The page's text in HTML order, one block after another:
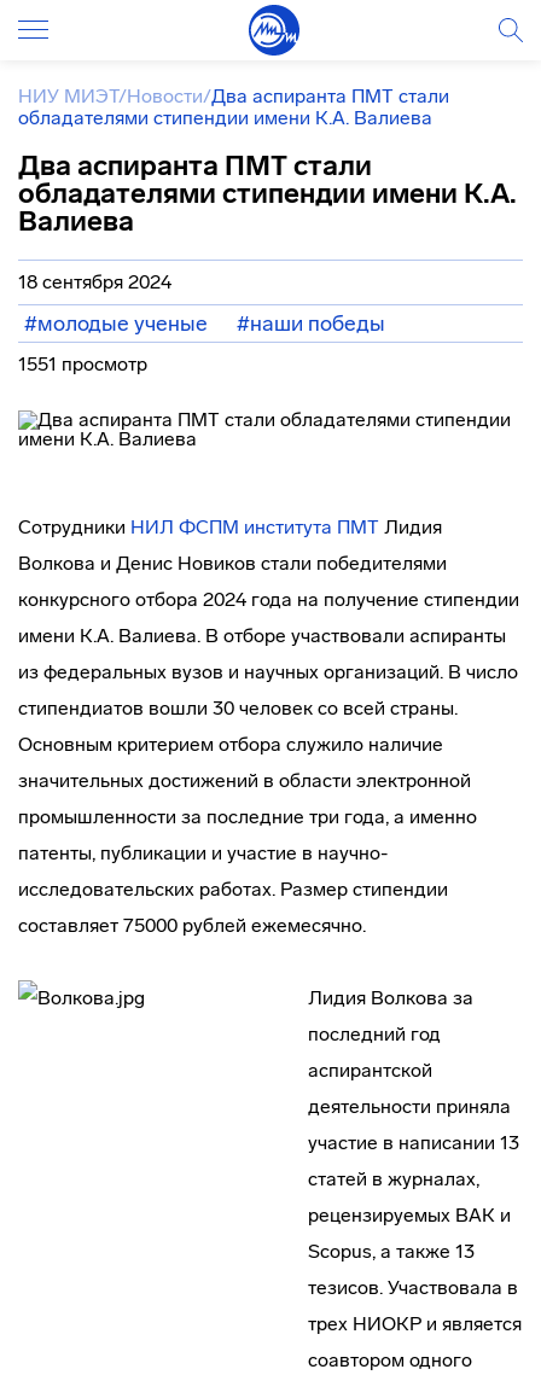
НИУ МИЭТ/Новости/Два аспиранта ПМТ стали
обладателями стипендии имени К.А. Валиева
Два аспиранта ПМТ стали
обладателями стипендии имени К.А.
Валиева
18 сентября 2024
#молодые ученые #наши победы
1551 просмотр
Сотрудники НИЛ ФСПМ института ПМТ Лидия
Волкова и Денис Новиков стали победителями
конкурсного отбора 2024 года на получение стипендии
имени К.А. Валиева. В отборе участвовали аспиранты
из федеральных вузов и научных организаций. В число
стипендиатов вошли 30 человек со всей страны.
Основным критерием отбора служило наличие
значительных достижений в области электронной
промышленности за последние три года, а именно
патенты, публикации и участие в научно-
исследовательских работах. Размер стипендии
составляет 75000 рублей ежемесячно.
Лидия Волкова за
последний год
аспирантской
деятельности приняла
участие в написании 13
статей в журналах,
рецензируемых ВАК и
Scopus, а также 13
тезисов. Участвовала в
трех НИОКР и является
соавтором одного